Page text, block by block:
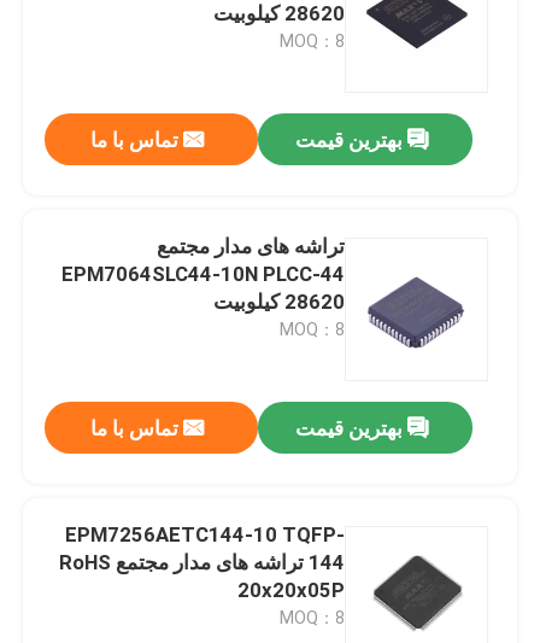
فیلم های
28620 کیلوبیت
MOQ：8
بهترین قیمت تماس با ما
تراشه های مدار مجتمع
EPM7064SLC44-10N PLCC-44
28620 کیلوبیت
MOQ：8
بهترین قیمت تماس با ما
EPM7256AETC144-10 TQFP-
144 تراشه های مدار مجتمع RoHS
20x20x05P
MOQ：8